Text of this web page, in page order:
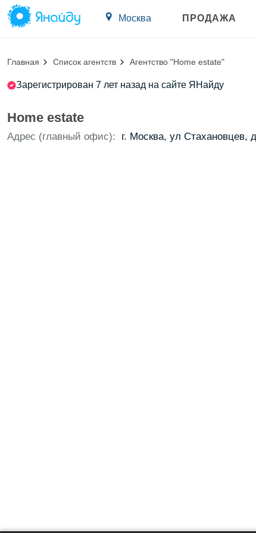
Москва ПРОДАЖА
Главная Список агентств Агентство "Home estate"
Зарегистрирован 7 лет назад на сайте ЯНайду
Home estate
Адрес (главный офис): г. Москва, ул Стахановцев,